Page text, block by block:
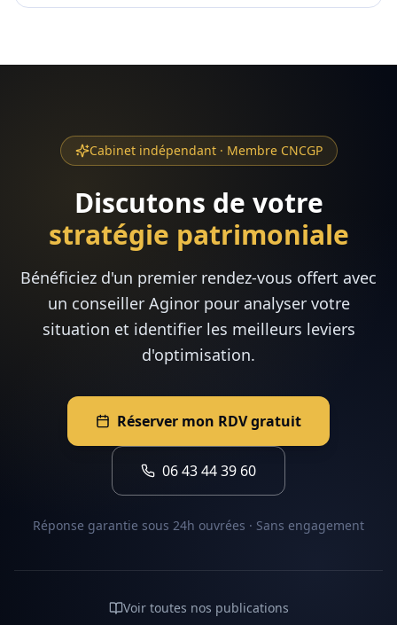
Cabinet indépendant · Membre CNCGP
Discutons de votre
stratégie patrimoniale
Bénéficiez d'un premier rendez-vous offert avec
un conseiller Aginor pour analyser votre
situation et identifier les meilleurs leviers
d'optimisation.
Réserver mon RDV gratuit
06 43 44 39 60
Réponse garantie sous 24h ouvrées · Sans engagement
Voir toutes nos publications